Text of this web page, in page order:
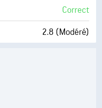
Correct
2.8 (Modéré)